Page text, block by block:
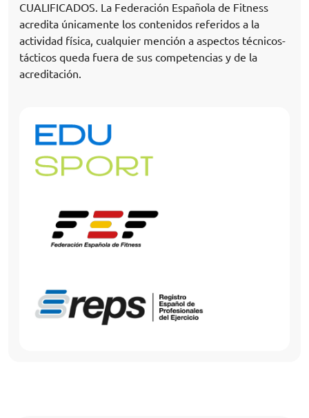
CUALIFICADOS. La Federación Española de Fitness
acredita únicamente los contenidos referidos a la
actividad física, cualquier mención a aspectos técnicos-
tácticos queda fuera de sus competencias y de la
acreditación.